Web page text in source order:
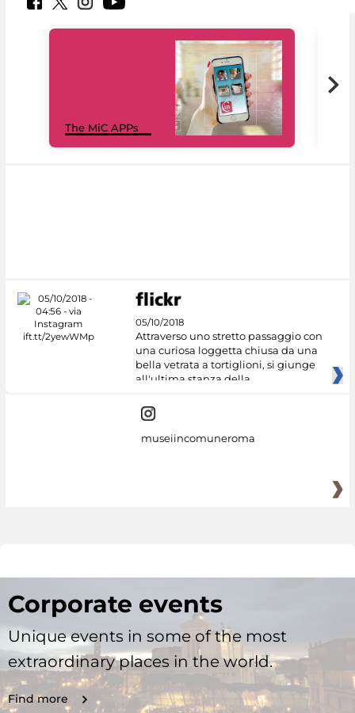
The MiC APPs
05/10/2018
Attraverso uno stretto passaggio con
una curiosa loggetta chiusa da una
bella vetrata a tortiglioni, si giunge
all'ultima stanza della
museiincomuneroma
Corporate events
Unique events in some of the most
extraordinary places in the world.
Find more